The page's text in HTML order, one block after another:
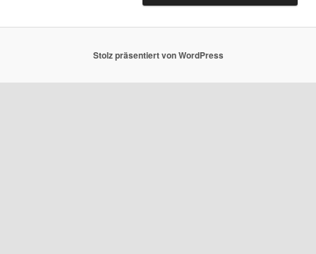
Stolz präsentiert von WordPress